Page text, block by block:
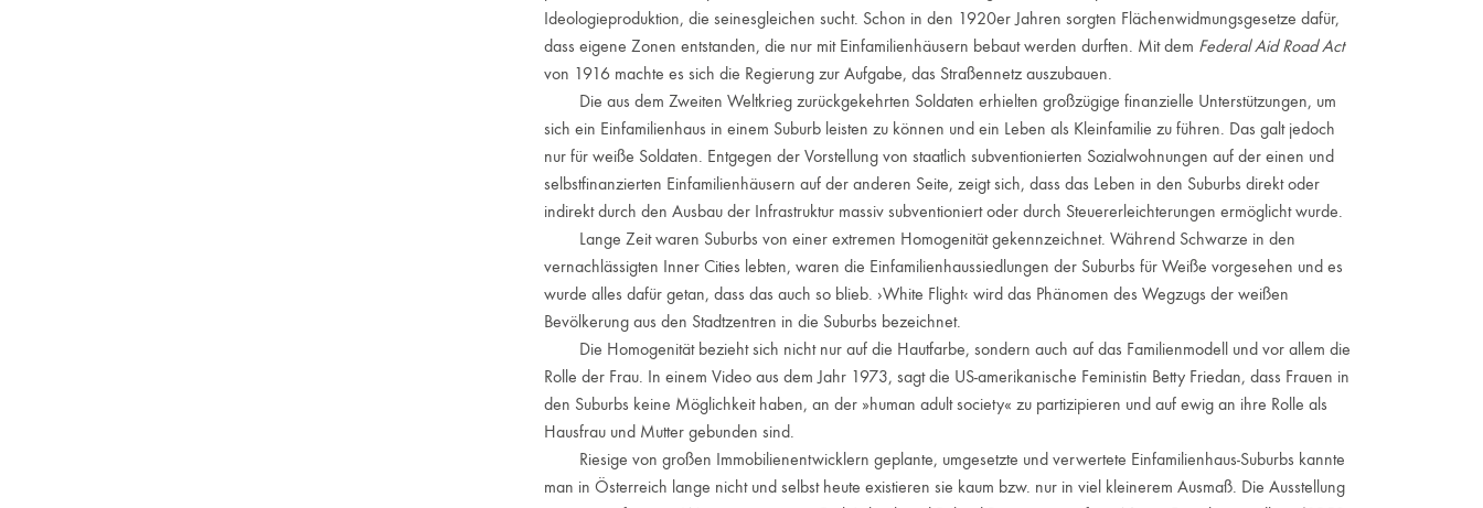
Ideologieproduktion, die seinesgleichen sucht. Schon in den 1920er Jahren sorgten Flächenwidmungsgesetze dafür,
dass eigene Zonen entstanden, die nur mit Einfamilienhäusern bebaut werden durften. Mit dem Federal Aid Road Act
von 1916 machte es sich die Regierung zur Aufgabe, das Straßennetz auszubauen.
Die aus dem Zweiten Weltkrieg zurückgekehrten Soldaten erhielten großzügige finanzielle Unterstützungen, um
sich ein Einfamilienhaus in einem Suburb leisten zu können und ein Leben als Kleinfamilie zu führen. Das galt jedoch
nur für weiße Soldaten. Entgegen der Vorstellung von staatlich subventionierten Sozialwohnungen auf der einen und
selbstfinanzierten Einfamilienhäusern auf der anderen Seite, zeigt sich, dass das Leben in den Suburbs direkt oder
indirekt durch den Ausbau der Infrastruktur massiv subventioniert oder durch Steuererleichterungen ermöglicht wurde.
Lange Zeit waren Suburbs von einer extremen Homogenität gekennzeichnet. Während Schwarze in den
vernachlässigten Inner Cities lebten, waren die Einfamilienhaussiedlungen der Suburbs für Weiße vorgesehen und es
wurde alles dafür getan, dass das auch so blieb. ›White Flight‹ wird das Phänomen des Wegzugs der weißen
Bevölkerung aus den Stadtzentren in die Suburbs bezeichnet.
Die Homogenität bezieht sich nicht nur auf die Hautfarbe, sondern auch auf das Familienmodell und vor allem die
Rolle der Frau. In einem Video aus dem Jahr 1973, sagt die US-amerikanische Feministin Betty Friedan, dass Frauen in
den Suburbs keine Möglichkeit haben, an der »human adult society« zu partizipieren und auf ewig an ihre Rolle als
Hausfrau und Mutter gebunden sind.
Riesige von großen Immobilienentwicklern geplante, umgesetzte und verwertete Einfamilienhaus-Suburbs kannte
man in Österreich lange nicht und selbst heute existieren sie kaum bzw. nur in viel kleinerem Ausmaß. Die Ausstellung